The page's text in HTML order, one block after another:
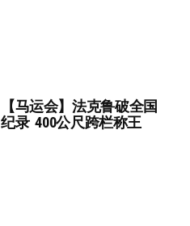
【马运会】法克鲁破全国
纪录 400公尺跨栏称王